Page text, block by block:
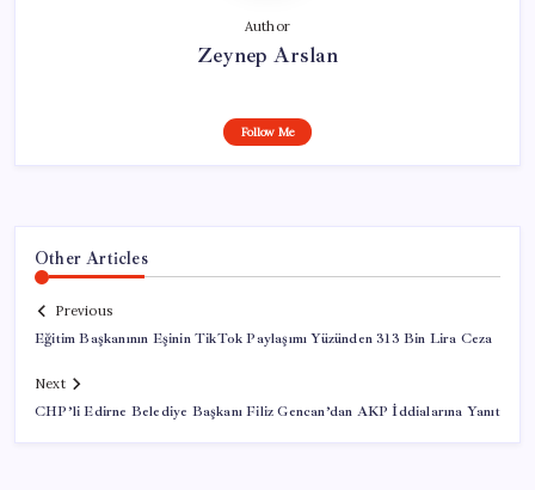
Author
Zeynep Arslan
Follow Me
Other Articles
Previous
Eğitim Başkanının Eşinin TikTok Paylaşımı Yüzünden 313 Bin Lira Ceza
Next
CHP’li Edirne Belediye Başkanı Filiz Gencan’dan AKP İddialarına Yanıt